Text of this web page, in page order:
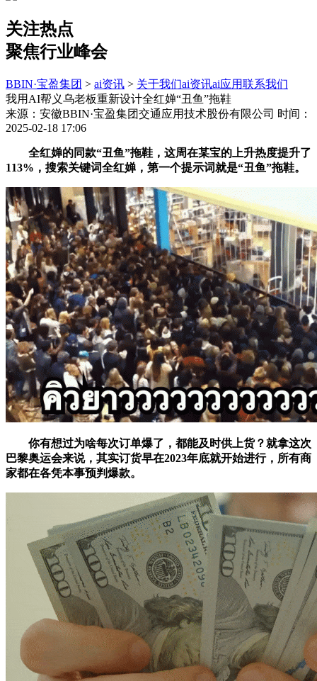
关注热点
聚焦行业峰会
BBIN·宝盈集团 > ai资讯 > 关于我们ai资讯ai应用联系我们
我用AI帮义乌老板重新设计全红婵“丑鱼”拖鞋
来源：安徽BBIN·宝盈集团交通应用技术股份有限公司 时间：
2025-02-18 17:06
全红婵的同款“丑鱼”拖鞋，这周在某宝的上升热度提升了
113%，搜索关键词全红婵，第一个提示词就是“丑鱼”拖鞋。
你有想过为啥每次订单爆了，都能及时供上货？就拿这次
巴黎奥运会来说，其实订货早在2023年底就开始进行，所有商
家都在各凭本事预判爆款。